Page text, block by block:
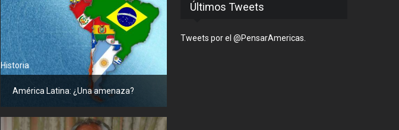
Historia
América Latina: ¿Una amenaza?
Últimos Tweets
Tweets por el @PensarAmericas.